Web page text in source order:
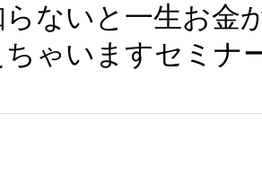
ないと一生お金
ゃいますセミナ